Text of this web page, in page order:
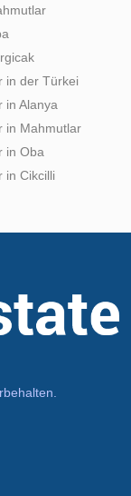
in der Türkei
in Alanya
in Mahmutlar
in Oba
in Cikcilli